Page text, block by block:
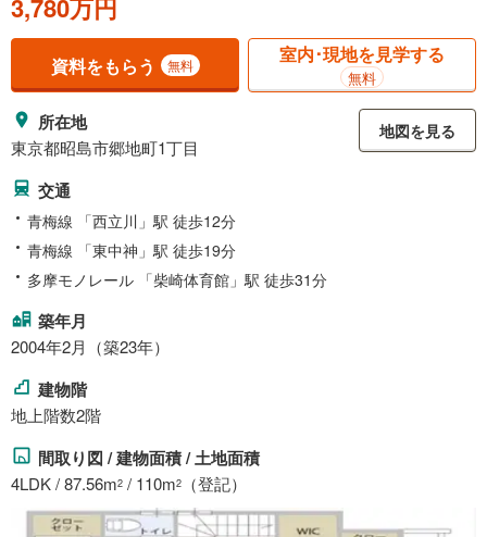
3,780万円
資料をもらう 無料 室内･現地を見学する
無料
所在地
東京都昭島市郷地町1丁目
地図を見る
交通
青梅線 「西立川」駅 徒歩12分
青梅線 「東中神」駅 徒歩19分
多摩モノレール 「柴崎体育館」駅 徒歩31分
築年月
2004年2月（築23年）
建物階
地上階数2階
間取り図 / 建物面積 / 土地面積
4LDK / 87.56m2 / 110m2 （登記）